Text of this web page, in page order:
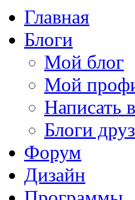
Главная
Блоги
Мой блог
Мой
Написать
Блоги
Форум
Дизайн